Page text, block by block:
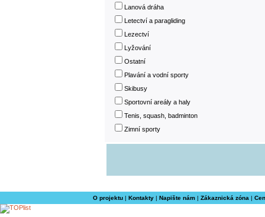
Lanová dráha
Letectví a paragliding
Lezectví
Lyžování
Ostatní
Plavání a vodní sporty
Skibusy
Sportovní areály a haly
Tenis, squash, badminton
Zimní sporty
O projektu| Kontakty| Napište nám| Zákaznická zóna |